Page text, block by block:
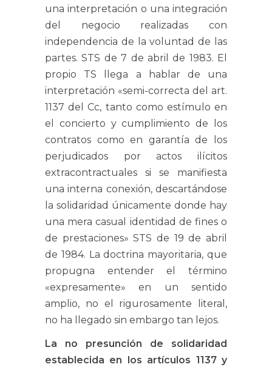
una interpretación o una integración
del negocio realizadas con
independencia de la voluntad de las
partes. STS de 7 de abril de 1983. El
propio TS llega a hablar de una
interpretación «semi-correcta del art.
1137 del Cc, tanto como estímulo en
el concierto y cumplimiento de los
contratos como en garantía de los
perjudicados por actos ilícitos
extracontractuales si se manifiesta
una interna conexión, descartándose
la solidaridad únicamente donde hay
una mera casual identidad de fines o
de prestaciones» STS de 19 de abril
de 1984. La doctrina mayoritaria, que
propugna entender el término
«expresamente» en un sentido
amplio, no el rigurosamente literal,
no ha llegado sin embargo tan lejos.
La no presunción de solidaridad
establecida en los artículos 1137 y